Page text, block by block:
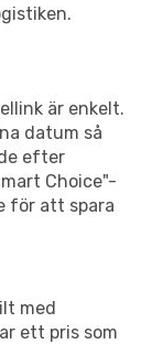
är enkelt.
datum så
efter
Choice"-
för att spara
med
ett pris som